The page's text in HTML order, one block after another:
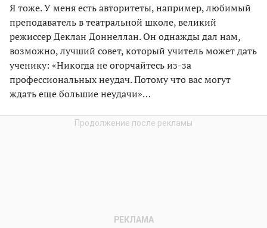
Я тоже. У меня есть авторитеты, например, любимый
преподаватель в театральной школе, великий
режиссер Деклан Доннеллан. Он однажды дал нам,
возможно, лучший совет, который учитель может дать
ученику: «Никогда не огорчайтесь из-за
профессиональных неудач. Потому что вас могут
ждать еще большие неудачи»…